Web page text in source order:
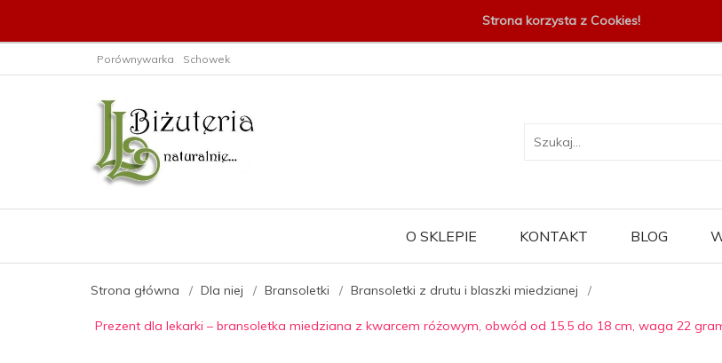
Strona korzysta z Cookies!
Porównywarka Schowek
O SKLEPIE KONTAKT BLOG
Strona główna Dla niej Bransoletki Bransoletki z drutu i blaszki miedzianej
Prezent dla lekarki – bransoletka miedziana z kwarcem różowym, obwód od 15.5 do 18 cm, waga 22